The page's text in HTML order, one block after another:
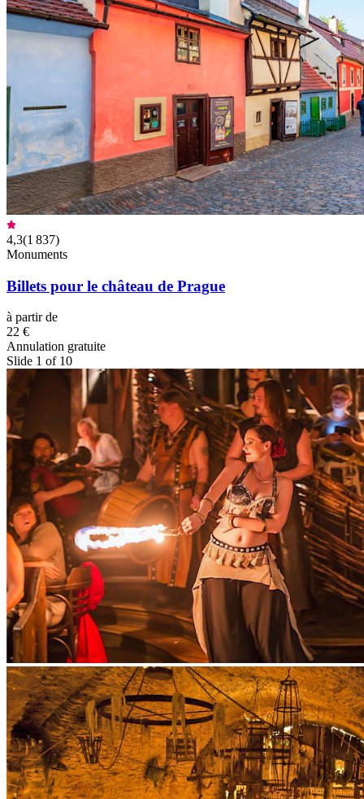
4,3(1 837)
Monuments
Billets pour le château de Prague
à partir de
22 €
Annulation gratuite
Slide 1 of 10